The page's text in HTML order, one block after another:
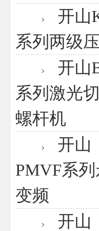
开山
系列两级
开山
系列激光
螺杆机
开山
PMVF系
变频
开山